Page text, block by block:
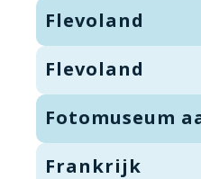
Flevoland
Flevoland
Fotomuseum
Frankrijk